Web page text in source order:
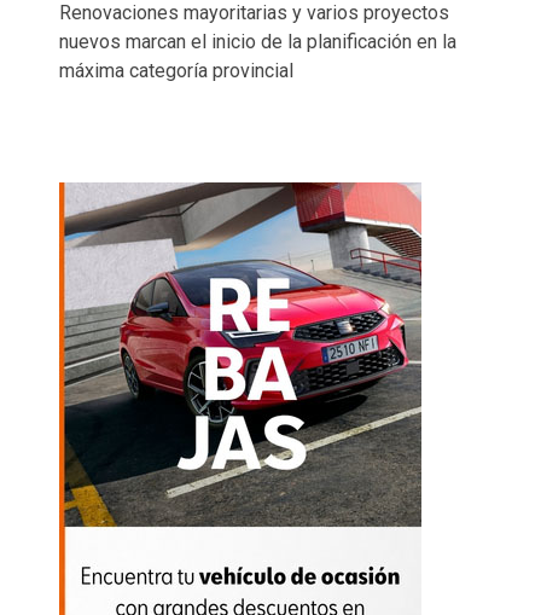
Renovaciones mayoritarias y varios proyectos
nuevos marcan el inicio de la planificación en la
máxima categoría provincial